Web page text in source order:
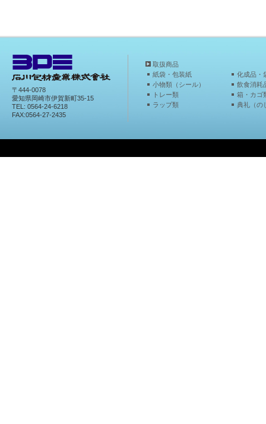
〒444-0078
愛知県岡崎市伊賀新町35-15
TEL: 0564-24-6218
FAX:0564-27-2435
取扱商品
紙袋・包装紙
化成品・
小物類（シール）
飲食消耗
トレー類
箱・カゴ
ラップ類
典礼（の